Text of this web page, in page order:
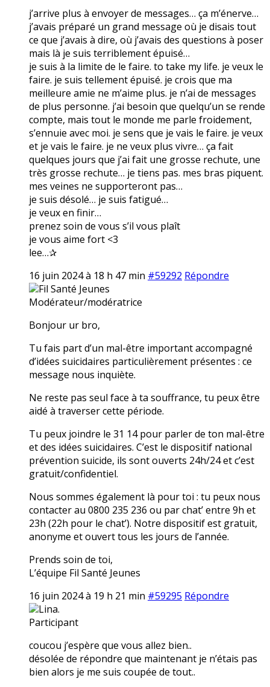
j’arrive plus à envoyer de messages… ça m’énerve…
j’avais préparé un grand message où je disais tout
ce que j’avais à dire, où j’avais des questions à poser
mais là je suis terriblement épuisé…
je suis à la limite de le faire. to take my life. je veux le
faire. je suis tellement épuisé. je crois que ma
meilleure amie ne m’aime plus. je n’ai de messages
de plus personne. j’ai besoin que quelqu’un se rende
compte, mais tout le monde me parle froidement,
s’ennuie avec moi. je sens que je vais le faire. je veux
et je vais le faire. je ne veux plus vivre… ça fait
quelques jours que j’ai fait une grosse rechute, une
très grosse rechute… je tiens pas. mes bras piquent.
mes veines ne supporteront pas…
je suis désolé… je suis fatigué…
je veux en finir…
prenez soin de vous s’il vous plaît
je vous aime fort <3
lee…✰
16 juin 2024 à 18 h 47 min #59292 Répondre
Fil Santé Jeunes
Modérateur/modératrice
Bonjour ur bro,
Tu fais part d’un mal-être important accompagné
d’idées suicidaires particulièrement présentes : ce
message nous inquiète.
Ne reste pas seul face à ta souffrance, tu peux être
aidé à traverser cette période.
Tu peux joindre le 31 14 pour parler de ton mal-être
et des idées suicidaires. C’est le dispositif national
prévention suicide, ils sont ouverts 24h/24 et c’est
gratuit/confidentiel.
Nous sommes également là pour toi : tu peux nous
contacter au 0800 235 236 ou par chat’ entre 9h et
23h (22h pour le chat’). Notre dispositif est gratuit,
anonyme et ouvert tous les jours de l’année.
Prends soin de toi,
L’équipe Fil Santé Jeunes
16 juin 2024 à 19 h 21 min #59295 Répondre
Lina.
Participant
coucou j’espère que vous allez bien..
désolée de répondre que maintenant je n’étais pas
bien alors je me suis coupée de tout..